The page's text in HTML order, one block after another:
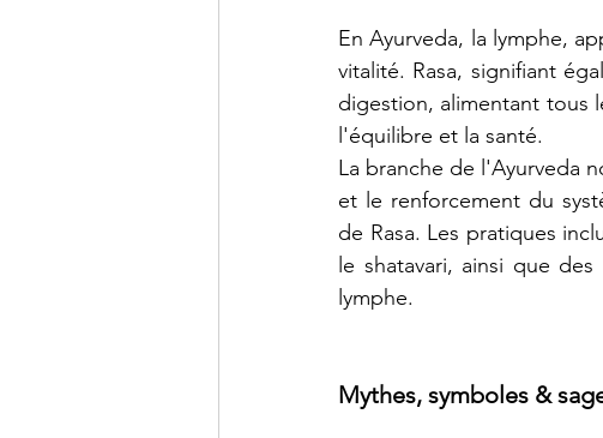
En Ayurveda, la lymphe,
vitalité. Rasa, signifiant
digestion, alimentant tous
l'équilibre et la santé.
La branche de l'Ayurveda
et le renforcement du
de Rasa. Les pratiques
le shatavari, ainsi que
lymphe.
Mythes, symboles &